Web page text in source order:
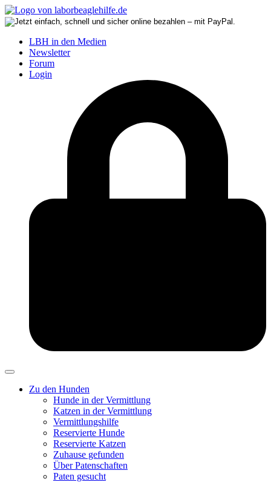
LBH in den Medien
Newsletter
Forum
Login
Zu den Hunden
Hunde in der Vermittlung
Katzen in der Vermittlung
Vermittlungshilfe
Reservierte Hunde
Reservierte Katzen
Zuhause gefunden
Über Patenschaften
Paten gesucht